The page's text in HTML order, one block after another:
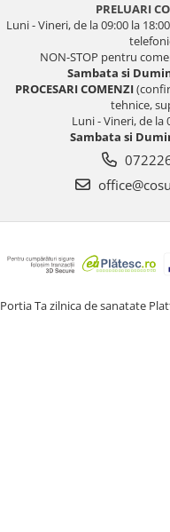
PRELUARI
Luni - Vineri, de la 09:00 la
NON-STOP pentru
Sambata si
PROCESARI COMENZI
tehnice,
Luni - Vineri, de la
Sambata si
Portia Ta zilnica de sanatate